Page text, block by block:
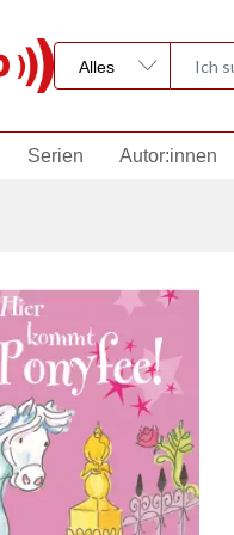
Serien Autor:innen